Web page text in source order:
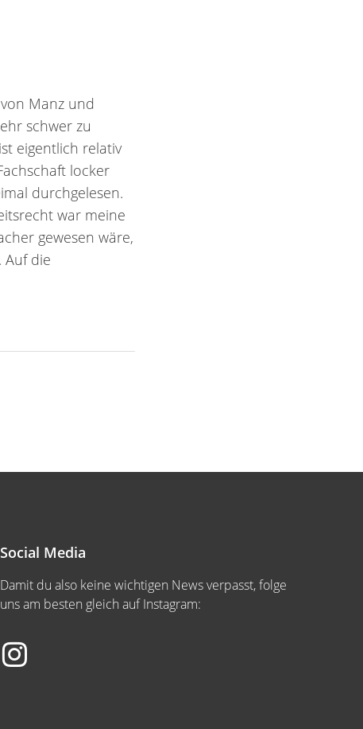
Manz und
schwer zu
eigentlich relativ
locker
durchgelesen.
war meine
gewesen wäre,
Auf die
Social Media
Damit du also keine wichtigen News verpasst, folge
uns am besten gleich auf Instagram: